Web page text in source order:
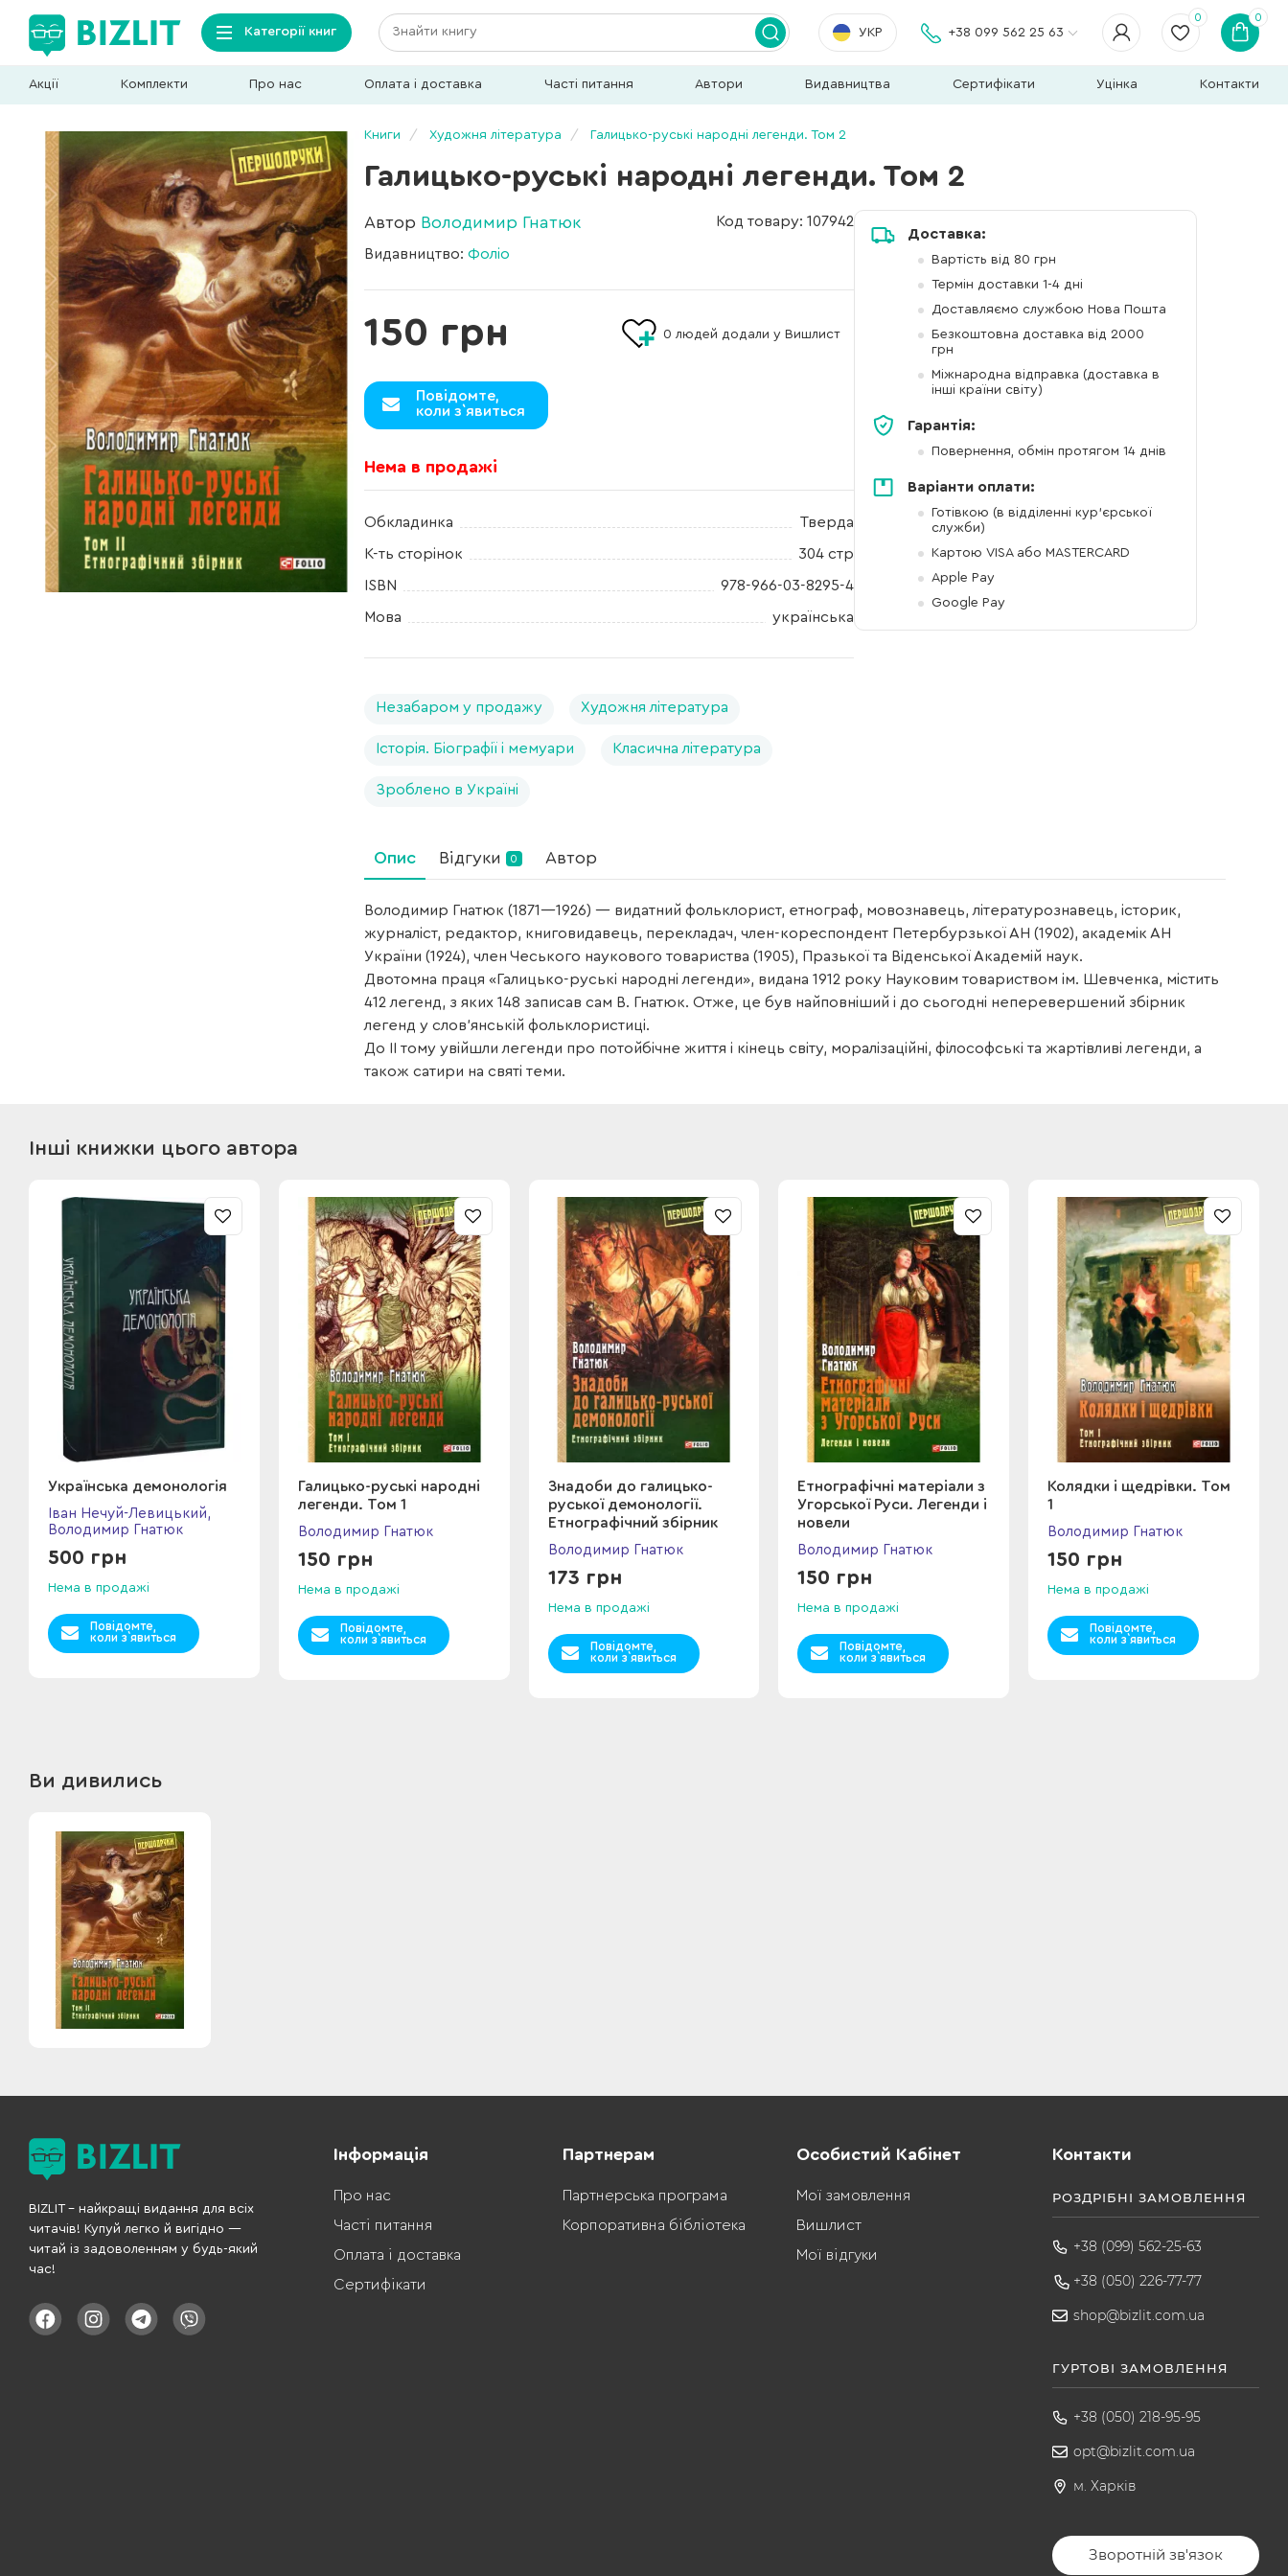
Категорії книг УКР +38 099 562 25 63
0 0
Акції Комплекти Про нас Оплата і доставка Часті питання Автори Видавництва Сертифікати Уцінка Контакти
Книги Художня література Галицько-руські народні легенди. Том 2
Галицько-руські народні легенди. Том 2
Автор Володимир Гнатюк
Видавництво: Фоліо
Код товару: 107942
150 грн
Повідомте,
коли з`явиться
0 людей додали у Вишлист
Нема в продажі
Обкладинка Тверда
К-ть сторінок 304 стр
ISBN 978-966-03-8295-4
Мова українська
Незабаром у продажу Художня література
Історія. Біографії і мемуари Класична література
Зроблено в Україні
Доставка:
Вартість від 80 грн
Термін доставки 1-4 дні
Доставляємо службою Нова Пошта
Безкоштовна доставка від 2000
грн
Міжнародна відправка (доставка в
інші країни світу)
Гарантія:
Повернення, обмін протягом 14 днів
Варіанти оплати:
Готівкою (в відділенні кур'єрської
служби)
Картою VISA або MASTERCARD
Apple Pay
Google Pay
Опис Відгуки 0 Автор
Володимир Гнатюк (1871—1926) — видатний фольклорист, етнограф, мовознавець, літературознавець, історик,
журналіст, редактор, книговидавець, перекладач, член-кореспондент Петербурзької АН (1902), академік АН
України (1924), член Чеського наукового товариства (1905), Празької та Віденської Академій наук.
Двотомна праця «Галицько-руські народні легенди», видана 1912 року Науковим товариством ім. Шевченка, містить
412 легенд, з яких 148 записав сам В. Гнатюк. Отже, це був найповніший і до сьогодні неперевершений збірник
легенд у слов’янській фольклористиці.
До ІІ тому увійшли легенди про потойбічне життя і кінець світу, моралізаційні, філософські та жартівливі легенди, а
також сатири на святі теми.
Інші книжки цього автора
Українська демонологія
Іван Нечуй-Левицький,
Володимир Гнатюк
500 грн
Нема в продажі
Повідомте,
коли з`явиться
Галицько-руські народні
легенди. Том 1
Володимир Гнатюк
150 грн
Нема в продажі
Повідомте,
коли з`явиться
Знадоби до галицько-
руської демонології.
Етнографічний збірник
Володимир Гнатюк
173 грн
Нема в продажі
Повідомте,
коли з`явиться
Етнографічні матеріали з
Угорської Руси. Легенди і
новели
Володимир Гнатюк
150 грн
Нема в продажі
Повідомте,
коли з`явиться
Колядки і щедрівки. Том
1
Володимир Гнатюк
150 грн
Нема в продажі
Повідомте,
коли з`явиться
Ви дивились
BIZLIT – найкращі видання для всіх
читачів! Купуй легко й вигідно —
читай із задоволенням у будь-який
час!
Інформація
Про нас
Часті питання
Оплата і доставка
Сертифікати
Партнерам
Партнерська програма
Корпоративна бібліотека
Особистий Кабінет
Мої замовлення
Вишлист
Мої відгуки
Контакти
РОЗДРІБНІ ЗАМОВЛЕННЯ
+38 (099) 562-25-63
+38 (050) 226-77-77
shop@bizlit.com.ua
ГУРТОВІ ЗАМОВЛЕННЯ
+38 (050) 218-95-95
opt@bizlit.com.ua
м. Харків
Зворотній зв'язок